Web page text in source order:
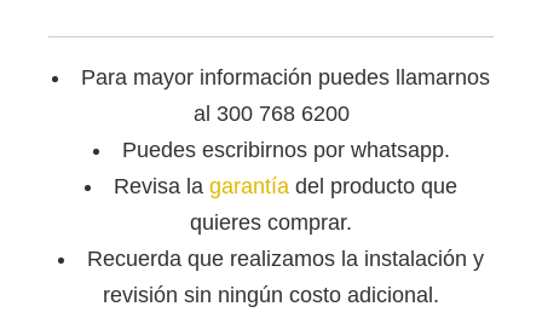
Para mayor información puedes llamarnos
al 300 768 6200
Puedes escribirnos por whatsapp.
Revisa la garantía del producto que
quieres comprar.
Recuerda que realizamos la instalación y
revisión sin ningún costo adicional.